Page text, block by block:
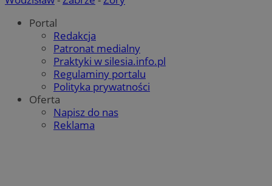
Portal
Redakcja
Patronat medialny
Praktyki w silesia.info.pl
Regulaminy portalu
Polityka prywatności
Oferta
Napisz do nas
Reklama